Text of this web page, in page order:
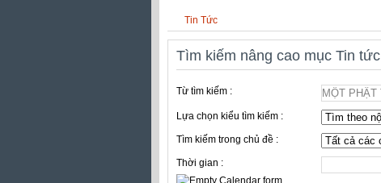
Tin Tức
Tìm kiếm nâng cao mục Tin tức
Từ tìm kiếm :
Lựa chọn kiểu tìm kiếm :
Tìm kiếm trong chủ đề :
Thời gian :